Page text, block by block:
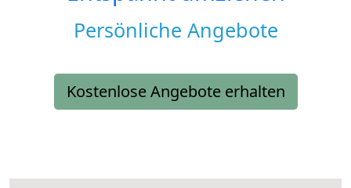
Persönliche Angebote
Kostenlose Angebote erhalten